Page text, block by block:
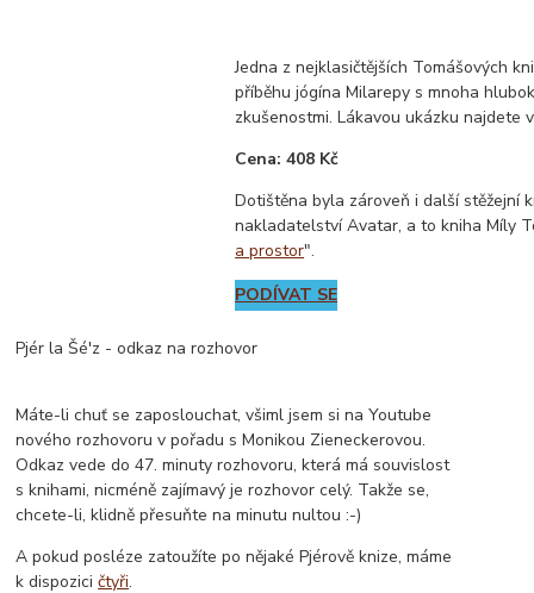
Jedna z nejklasičtějších Tomášových
příběhu jógína Milarepy s mnoha
zkušenostmi. Lákavou ukázku najdete
Cena: 408 Kč
Dotištěna byla zároveň i další stěžejní
nakladatelství Avatar, a to kniha Míly
a prostor".
PODÍVAT SE
Pjér la Šé'z - odkaz na rozhovor
Máte-li chuť se zaposlouchat, všiml jsem si na Youtube
nového rozhovoru v pořadu s Monikou Zieneckerovou.
Odkaz vede do 47. minuty rozhovoru, která má souvislost
s knihami, nicméně zajímavý je rozhovor celý. Takže se,
chcete-li, klidně přesuňte na minutu nultou :-)
A pokud posléze zatoužíte po nějaké Pjérově knize, máme
k dispozicičtyři.